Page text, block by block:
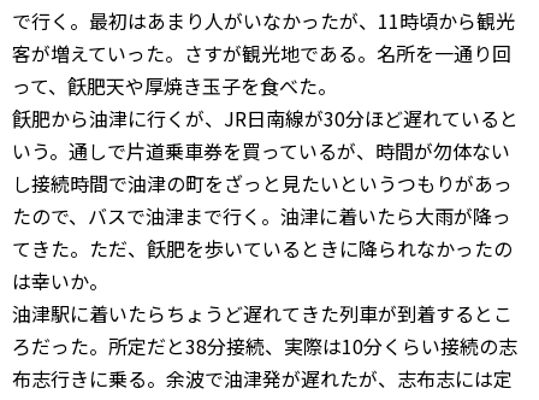
で行く。最初はあまり人がいなかったが、11時頃から観光
客が増えていった。さすが観光地である。名所を一通り回
って、飫肥天や厚焼き玉子を食べた。
飫肥から油津に行くが、JR日南線が30分ほど遅れていると
いう。通しで片道乗車券を買っているが、時間が勿体ない
し接続時間で油津の町をざっと見たいというつもりがあっ
たので、バスで油津まで行く。油津に着いたら大雨が降っ
てきた。ただ、飫肥を歩いているときに降られなかったの
は幸いか。
油津駅に着いたらちょうど遅れてきた列車が到着するとこ
ろだった。所定だと38分接続、実際は10分くらい接続の志
布志行きに乗る。余波で油津発が遅れたが、志布志には定